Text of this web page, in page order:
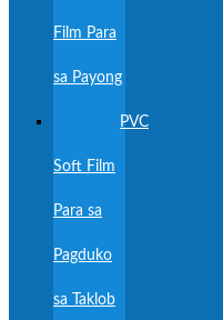
Film Para
sa Payong
PVC
Soft Film
Para sa
Pagduko
sa Taklob